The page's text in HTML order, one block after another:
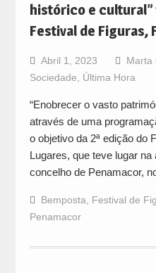
histórico e
Festival de Figuras,
Abril 1, 2023 Marta
Sociedade
Última Hora
“Enobrecer o vasto
através de uma
o objetivo da 2ª edição do
Lugares, que teve lugar na
concelho de Penamacor,
Bemposta Festival de
Penamacor